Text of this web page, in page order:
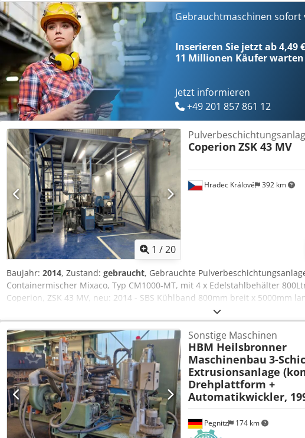
Gebrauchtmaschinen sofort
Inserieren Sie jetzt ab 4,49
11 Millionen Käufer warten
Jetzt informieren
+49 201 857 861 12
1 /20
Hradec Králové 392 km
Coperion ZSK 43 MV
Baujahr: 2014, Zustand: gebraucht, Gebrauchte
Containermischer Mixaco, Typ CM1000-MT, mit 4 x Edelstahlbehälter
Coperion, ZSK 43 MV, neu: 2014 - SBS Kühlband 800mm breit x 5000mm
Typ ACM40 EC CL, neu: 2014 - Dosiergerät Gericke, Typ GL D 7, neu: 2014
2014 - Druckfilter Hosokawa Alpine, neu: 2014 - Edelstahlzyklon
AZO, Typ E 240 - Taschenfilter, mit 45 kW el. Motor - Kühlaggregat
Kühlaggregat Climaveneta Typ NX/K 0552P Crjdpfx Asvxrm Uoi Tjf
Pegnitz 174 km
Sonstige Maschinen
HBM Heilsbronner
Maschinenbau 3-
Extrusionsanlage
Drehplattform +
Automatikwickler,